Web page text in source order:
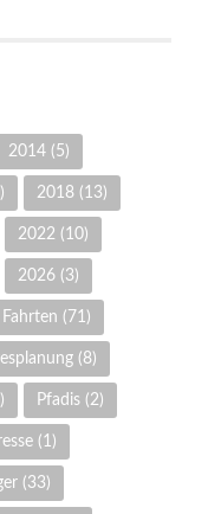
2014 (5)
2018 (13)
2022 (10)
2026 (3)
Fahrten (71)
(8)
Pfadis (2)
(1)
(33)